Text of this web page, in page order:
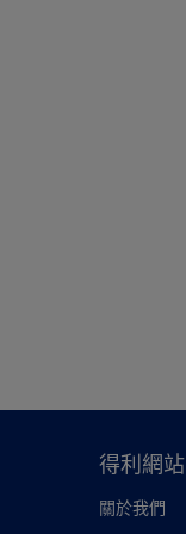
得利網站
關於我們